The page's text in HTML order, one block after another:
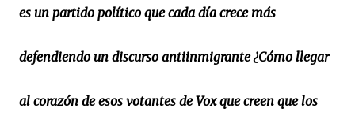
es un partido político que cada día crece más
defendiendo un discurso antiinmigrante ¿Cómo llegar
al corazón de esos votantes de Vox que creen que los